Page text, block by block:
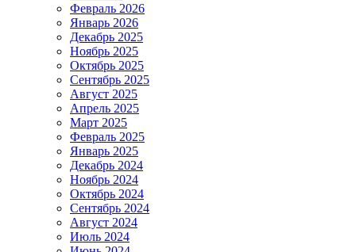
Февраль 2026
Январь 2026
Декабрь 2025
Ноябрь 2025
Октябрь 2025
Сентябрь 2025
Август 2025
Апрель 2025
Март 2025
Февраль 2025
Январь 2025
Декабрь 2024
Ноябрь 2024
Октябрь 2024
Сентябрь 2024
Август 2024
Июль 2024